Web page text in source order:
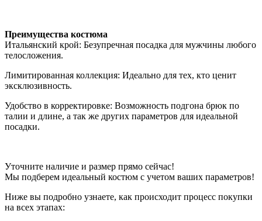
Преимущества костюма
Итальянский крой: Безупречная посадка для мужчины любого
телосложения.
Лимитированная коллекция: Идеально для тех, кто ценит
эксклюзивность.
Удобство в корректировке: Возможность подгона брюк по
талии и длине, а так же других параметров для идеальной
посадки.
Уточните наличие и размер прямо сейчас!
Мы подберем идеальный костюм с учетом ваших параметров!
Ниже вы подробно узнаете, как происходит процесс покупки
на всех этапах: